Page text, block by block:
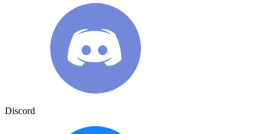
Discord